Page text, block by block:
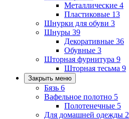
Металлические 4
Пластиковые 13
Шнурки для обуви 3
Шнуры 39
Декоративные 36
Обувные 3
Шторная фурнитура 9
Шторная тесьма 9
Закрыть меню
Бязь 6
Вафельное полотно 5
Полотенечные 5
Для домашней одежды 2